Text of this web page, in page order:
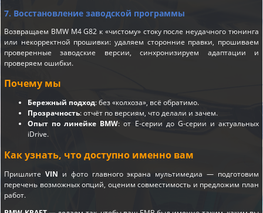
7. Восстановление заводской программы
Возвращаем BMW M4 G82 к «чистому» стоку после неудачного тюнинга
или некорректной прошивки: удаляем сторонние правки, прошиваем
проверенные заводские версии, синхронизируем адаптации и
проверяем ошибки.
Почему мы
Бережный подход: без «колхоза», всё обратимо.
Прозрачность: отчёт по версиям, что делали и зачем.
Опыт по линейке BMW: от E-серии до G-серии и актуальных
iDrive.
Как узнать, что доступно именно вам
Пришлите VIN и фото главного экрана мультимедиа — подготовим
перечень возможных опций, оценим совместимость и предложим план
работ.